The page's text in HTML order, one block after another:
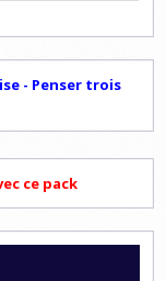
- Penser trois
ce pack